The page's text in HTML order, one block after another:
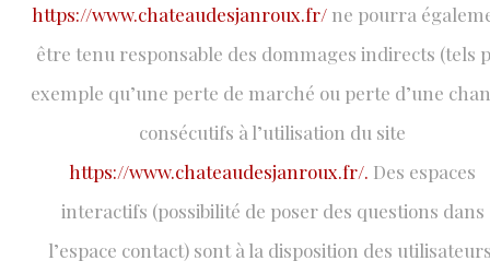
https://www.chateaudesjanroux.fr/ ne pourra
être tenu responsable des dommages indirects (tels
exemple qu’une perte de marché ou perte d’une
consécutifs à l’utilisation du site
https://www.chateaudesjanroux.fr/. Des espaces
interactifs (possibilité de poser des questions dans
l’espace contact) sont à la disposition des